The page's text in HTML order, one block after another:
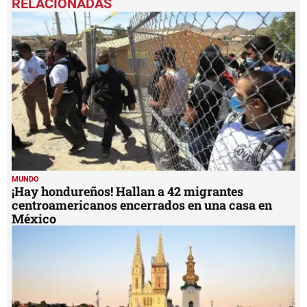
MUNDO
¡Hay hondureños! Hallan a 42 migrantes
centroamericanos encerrados en una casa en
México